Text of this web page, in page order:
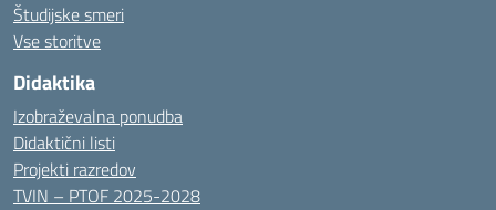
Študijske smeri
Vse storitve
Didaktika
Izobraževalna ponudba
Didaktični listi
Projekti razredov
TVIN – PTOF 2025-2028